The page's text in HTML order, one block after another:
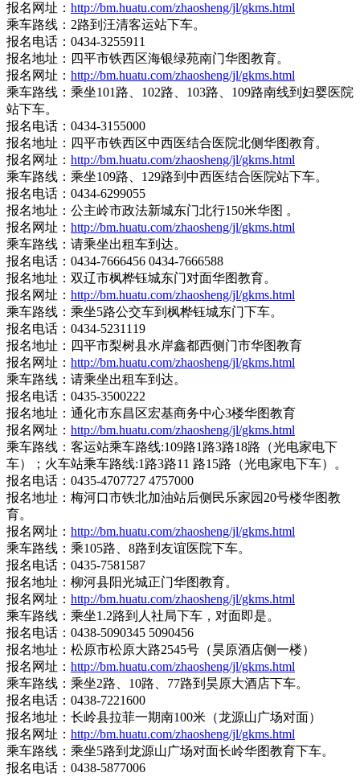
报名网址： http://bm.huatu.com/zhaosheng/jl/gkms.html
乘车路线：2路到汪清客运站下车。
报名电话：0434-3255911
报名地址：四平市铁西区海银绿苑南门华图教育。
报名网址： http://bm.huatu.com/zhaosheng/jl/gkms.html
乘车路线：乘坐101路、102路、103路、109路南线到妇婴医院
站下车。
报名电话：0434-3155000
报名地址：四平市铁西区中西医结合医院北侧华图教育。
报名网址： http://bm.huatu.com/zhaosheng/jl/gkms.html
乘车路线：乘坐109路、129路到中西医结合医院站下车。
报名电话：0434-6299055
报名地址：公主岭市政法新城东门北行150米华图 。
报名网址： http://bm.huatu.com/zhaosheng/jl/gkms.html
乘车路线：请乘坐出租车到达。
报名电话：0434-7666456 0434-7666588
报名地址：双辽市枫桦钰城东门对面华图教育。
报名网址： http://bm.huatu.com/zhaosheng/jl/gkms.html
乘车路线：乘坐5路公交车到枫桦钰城东门下车。
报名电话：0434-5231119
报名地址：四平市梨树县水岸鑫都西侧门市华图教育
报名网址： http://bm.huatu.com/zhaosheng/jl/gkms.html
乘车路线：请乘坐出租车到达。
报名电话：0435-3500222
报名地址：通化市东昌区宏基商务中心3楼华图教育
报名网址： http://bm.huatu.com/zhaosheng/jl/gkms.html
乘车路线：客运站乘车路线:109路1路3路18路（光电家电下
车）；火车站乘车路线:1路3路11 路15路（光电家电下车）。
报名电话：0435-4707727 4757000
报名地址：梅河口市铁北加油站后侧民乐家园20号楼华图教
育。
报名网址： http://bm.huatu.com/zhaosheng/jl/gkms.html
乘车路线：乘105路、8路到友谊医院下车。
报名电话：0435-7581587
报名地址：柳河县阳光城正门华图教育。
报名网址： http://bm.huatu.com/zhaosheng/jl/gkms.html
乘车路线：乘坐1.2路到人社局下车，对面即是。
报名电话：0438-5090345 5090456
报名地址：松原市松原大路2545号（昊原酒店侧一楼）
报名网址： http://bm.huatu.com/zhaosheng/jl/gkms.html
乘车路线：乘坐2路、10路、77路到昊原大酒店下车。
报名电话：0438-7221600
报名地址：长岭县拉菲一期南100米（龙源山广场对面）
报名网址： http://bm.huatu.com/zhaosheng/jl/gkms.html
乘车路线：乘坐5路到龙源山广场对面长岭华图教育下车。
报名电话：0438-5877006